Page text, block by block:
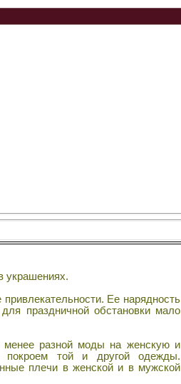
украшениях.
Ее нарядность
праздничной обстановки мало
разной моды на женскую и
той и другой одежды.
плечи в женской и в мужской